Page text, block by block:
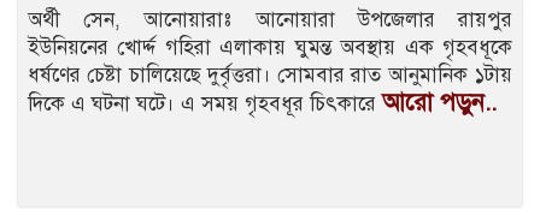
অর্থী সেন, আনোয়ারাঃ আনোয়ারা উপজেলার রায়পুর
ইউনিয়নের খোর্দ্দ গহিরা এলাকায় ঘুমন্ত অবস্থায় এক গৃহবধূকে
ধর্ষণের চেষ্টা চালিয়েছে দুর্বৃত্তরা। সোমবার রাত আনুমানিক ১টায়
দিকে এ ঘটনা ঘটে। এ সময় গৃহবধূর চিৎকারেআরো পড়ুন..